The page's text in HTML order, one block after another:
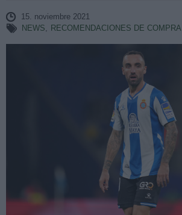
15. noviembre 2021
NEWS, RECOMENDACIONES DE COMPRA